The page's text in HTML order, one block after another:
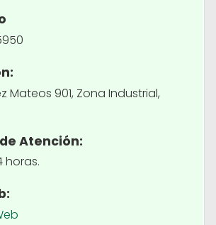
Mateos 901, Zona Industrial,
Atención:
horas.